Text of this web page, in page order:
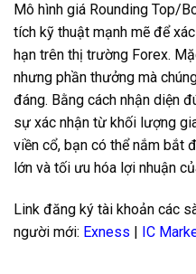
Mô hình giá Rounding Top/
tích kỹ thuật mạnh mẽ để
hạn trên thị trường Forex.
nhưng phần thưởng mà
đáng. Bằng cách nhận diện
sự xác nhận từ khối lượng
viền cổ, bạn có thể nắm bắt
lớn và tối ưu hóa lợi nhuận
Link đăng ký tài khoản các
người mới: Exness IC